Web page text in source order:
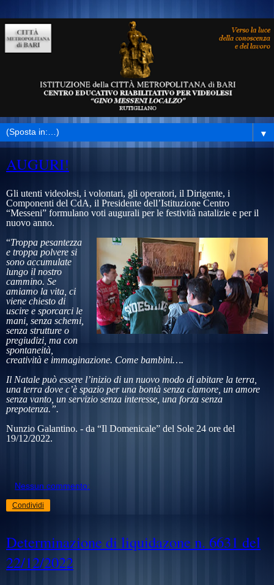
▼
AUGURI!
Gli utenti videolesi, i volontari, gli operatori, il Dirigente, i
Componenti del CdA, il Presidente dell’Istituzione Centro
“Messeni” formulano voti augurali per le festività natalizie e per il
nuovo anno.
“Troppa pesantezza
e troppa polvere si
sono accumulate
lungo il nostro
cammino. Se
amiamo la vita, ci
viene chiesto di
uscire e sporcarci le
mani, senza schemi,
senza strutture o
pregiudizi, ma con
spontaneità,
creatività e immaginazione. Come bambini….
Il Natale può essere l’inizio di un nuovo modo di abitare la terra,
una terra dove c’è spazio per una bontà senza clamore, un amore
senza vanto, un servizio senza interesse, una forza senza
prepotenza.”.
Nunzio Galantino. - da “Il Domenicale” del Sole 24 ore del
19/12/2022.
Nessun commento:
Condividi
Determinazione di liquidazone n. 6631 del
22/12/2022